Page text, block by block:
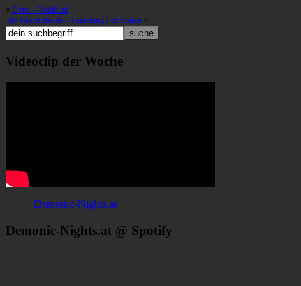
« Dvne – Voidkind
The Ghost Inside – Searching For Solace »
Videoclip der Woche
Demonic-Nights.at
Demonic-Nights.at @ Spotify